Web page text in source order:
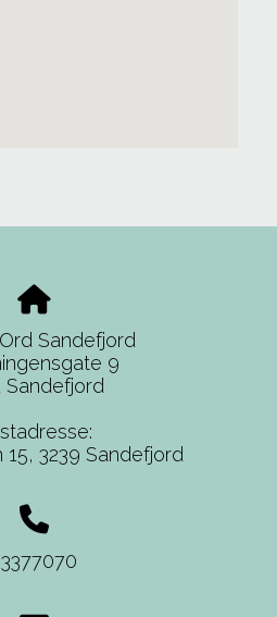
Sandefjord
9
Sandefjord
15, 3239 Sandefjord